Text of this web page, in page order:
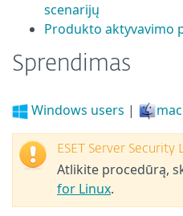
scenarijų
Produkto aktyvavimo
Sprendimas
Windows users |
ESET Server
Atlikite procedūrą,
for Linux.